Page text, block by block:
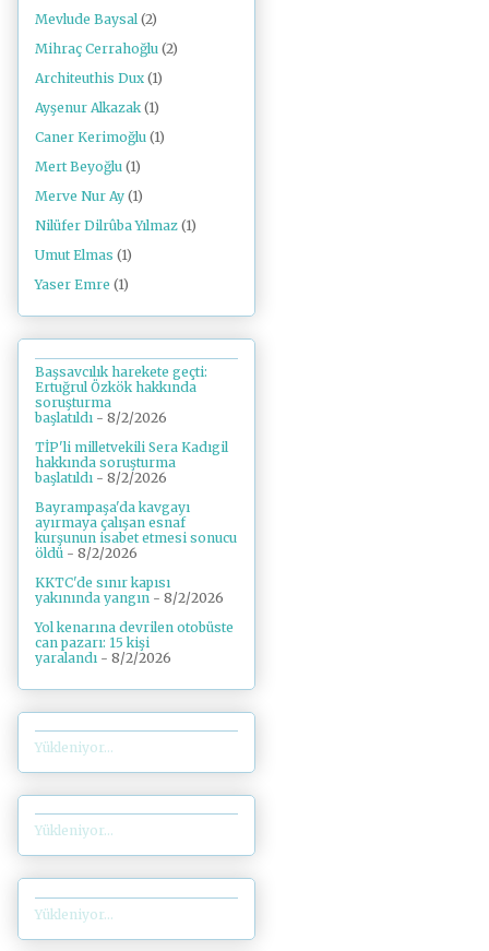
Mevlude Baysal (2)
Mihraç Cerrahoğlu (2)
Architeuthis Dux (1)
Ayşenur Alkazak (1)
Caner Kerimoğlu (1)
Mert Beyoğlu (1)
Merve Nur Ay (1)
Nilüfer Dilrûba Yılmaz (1)
Umut Elmas (1)
Yaser Emre (1)
Başsavcılık harekete geçti:
Ertuğrul Özkök hakkında
soruşturma
başlatıldı - 8/2/2026
TİP'li milletvekili Sera Kadıgil
hakkında soruşturma
başlatıldı - 8/2/2026
Bayrampaşa'da kavgayı
ayırmaya çalışan esnaf
kurşunun isabet etmesi sonucu
öldü - 8/2/2026
KKTC'de sınır kapısı
yakınında yangın - 8/2/2026
Yol kenarına devrilen otobüste
can pazarı: 15 kişi
yaralandı - 8/2/2026
Yükleniyor...
Yükleniyor...
Yükleniyor...